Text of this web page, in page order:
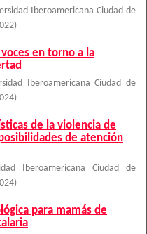
Iberoamericana Ciudad de
)
en torno a la
Iberoamericana Ciudad de
)
de la violencia de
de atención
Iberoamericana Ciudad de
)
para mamás de